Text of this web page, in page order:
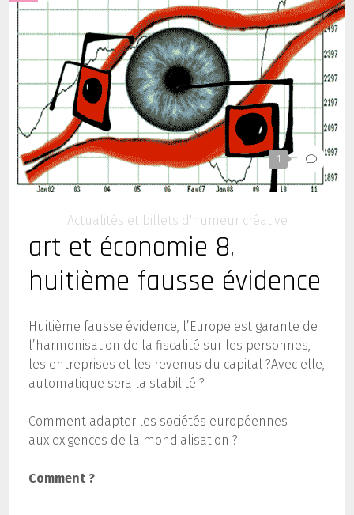
1
Actualités et billets d'humeur créative
art et économie 8,
huitième fausse évidence
Huitième fausse évidence, l’Europe est garante de
l’harmonisation de la fiscalité sur les personnes,
les entreprises et les revenus du capital ?Avec elle,
automatique sera la stabilité ?
Comment adapter les sociétés européennes
aux exigences de la mondialisation ?
Comment ?